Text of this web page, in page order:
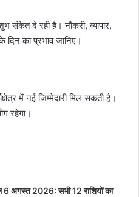
संकेत दे रही है। नौकरी, व्यापार,
दिन का प्रभाव जानिए।
में नई जिम्मेदारी मिल सकती है।
रहेगा।
अगस्त 2026: सभी 12 राशियों का